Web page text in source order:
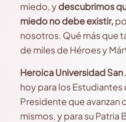
miedo, ydescubrimos
miedo no debe existir,
nosotros. Qué más que
de miles de Héroes y
Heroica Universidad San
hoy para los Estudiantes
Presidente que avanzan
mismos, y para su Patria